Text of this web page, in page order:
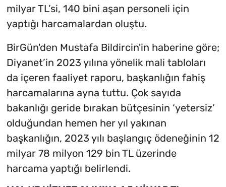
milyar TL’si, 140 bini aşan personeli için
yaptığı harcamalardan oluştu.
BirGün'den Mustafa Bildircin'in haberine göre;
Diyanet’in 2023 yılına yönelik mali tabloları
da içeren faaliyet raporu, başkanlığın fahiş
harcamalarına ayna tuttu. Çok sayıda
bakanlığı geride bırakan bütçesinin ‘yetersiz’
olduğundan hemen her yıl yakınan
başkanlığın, 2023 yılı başlangıç ödeneğinin 12
milyar 78 milyon 129 bin TL üzerinde
harcama yaptığı belirlendi.